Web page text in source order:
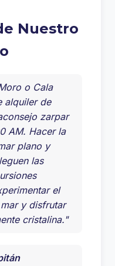
Nuestro
o Cala
alquiler de
zarpar
AM. Hacer la
plano y
las
el
y disfrutar
cristalina."